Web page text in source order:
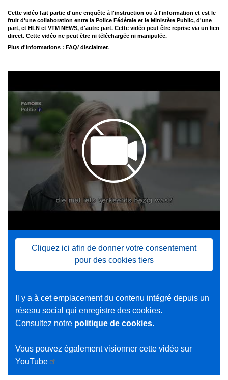
Cette vidéo fait partie d'une enquête à l'instruction ou à l'information et est le
fruit d'une collaboration entre la Police Fédérale et le Ministère Public, d'une
part, et HLN et VTM NEWS, d'autre part. Cette vidéo peut être reprise via un lien
direct. Cette vidéo ne peut être ni téléchargée ni manipulée.
Plus d'informations : FAQ/ disclaimer.
Cliquez ici afin de donner votre consentement
pour des cookies tiers
Il y a à cet emplacement du contenu intégré depuis un
réseau social qui enregistre des cookies.
Consultez notre politique de cookies.
Vous pouvez également visionner cette vidéo sur
YouTube